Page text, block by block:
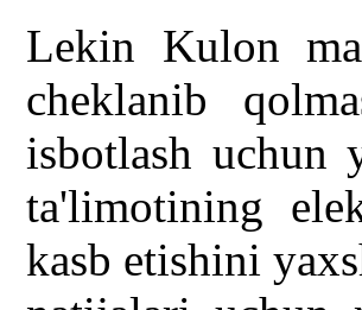
Lekin Kulon
cheklanib
isbotlash uchun
ta'limotining
kasb etishini